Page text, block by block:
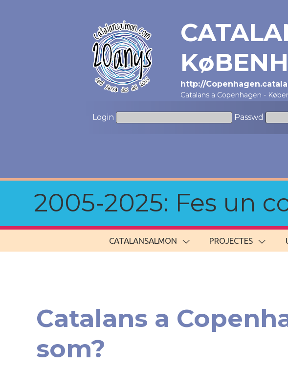
http://
Catalans a Copenhagen -
Login Passwd
2005-2025: Fes un
CATALANSALMON PROJECTES
Catalans a
som?